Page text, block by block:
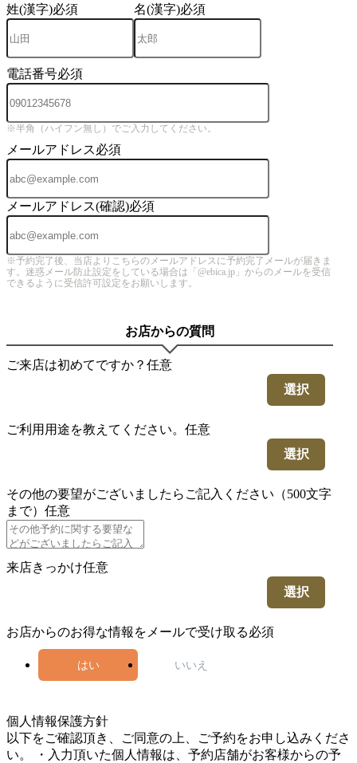
姓(漢字)必須 名(漢字)必須
電話番号必須
※半角（ハイフン無し）でご入力してください。
メールアドレス必須
メールアドレス(確認)必須
※予約完了後、当店よりこちらのメールアドレスに予約完了メールが届きま
す。迷惑メール防止設定をしている場合は「@ebica.jp」からのメールを受信
できるように受信許可設定をお願いします。
お店からの質問
ご来店は初めてですか？ 任意
選択
ご利用用途を教えてください。 任意
選択
その他の要望がございましたらご記入ください（500文字
まで） 任意
来店きっかけ任意
選択
お店からのお得な情報をメールで受け取る必須
はい いいえ
個人情報保護方針
以下をご確認頂き、ご同意の上、ご予約をお申し込みくださ
い。 ・入力頂いた個人情報は、予約店舗がお客様からの予